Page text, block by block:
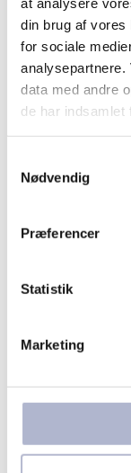
din brug af vores
for sociale
analysepartnere.
data med andre
de har indsamlet
Nødvendig
Præferencer
Statistik
Marketing
Broche
Brands